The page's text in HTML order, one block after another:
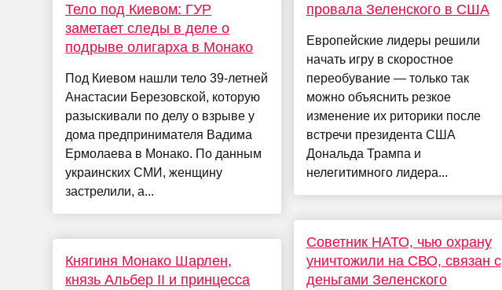
Тело под Киевом: ГУР
заметает следы в деле о
подрыве олигарха в Монако
Под Киевом нашли тело 39-летней
Анастасии Березовской, которую
разыскивали по делу о взрыве у
дома предпринимателя Вадима
Ермолаева в Монако. По данным
украинских СМИ, женщину
застрелили, а...
Княгиня Монако Шарлен,
князь Альбер II и принцесса
провала Зеленского в США
Европейские лидеры решили
начать игру в скоростное
переобувание — только так
можно объяснить резкое
изменение их риторики после
встречи президента США
Дональда Трампа и
нелегитимного лидера...
Советник НАТО, чью охрану
уничтожили на СВО, связан с
деньгами Зеленского